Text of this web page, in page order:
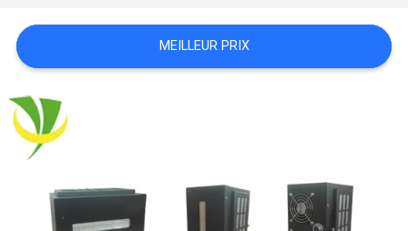
PLAN
DU
SITE
PRIVACY
POLICY
MEILLEUR PRIX